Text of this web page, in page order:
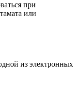
при
или
из электронных